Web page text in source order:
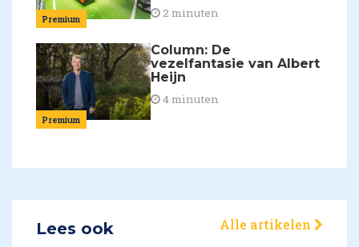
Premium 2 minuten
Premium
Column: De
vezelfantasie van Albert
Heijn
4 minuten
Lees ook Alle artikelen